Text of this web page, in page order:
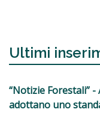
Ultimi
“Notizie Forestali”
adottano uno